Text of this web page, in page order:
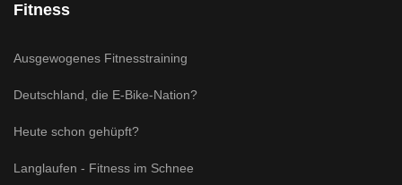
Fitness
Ausgewogenes Fitnesstraining
Deutschland, die E-Bike-Nation?
Heute schon gehüpft?
Langlaufen - Fitness im Schnee